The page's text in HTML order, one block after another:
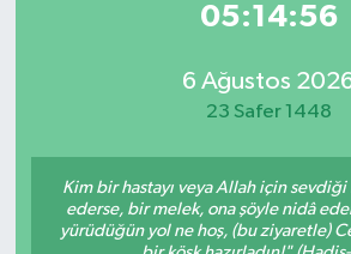
05:14:56
6 Ağustos
23 Safer 1448
Kim bir hastayı veya Allah için
ederse, bir melek, ona şöyle nidâ
yürüdüğün yol ne hoş, (bu ziyaretle)
Gündem